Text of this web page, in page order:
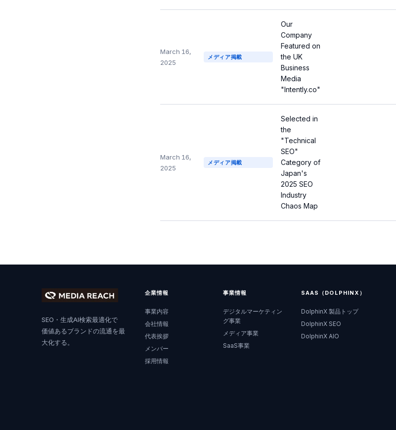
March 16,
2025
メディア掲載
Our
Company
Featured on
the UK
Business
Media
"Intently.co"
March 16,
2025
メディア掲載
Selected in
the
"Technical
SEO"
Category of
Japan's
2025 SEO
Industry
Chaos Map
SEO・生成AI検索最適化で
価値あるブランドの流通を最
大化する。
企業情報
事業内容
会社情報
代表挨拶
メンバー
採用情報
事業情報
デジタルマーケティン
グ事業
メディア事業
SaaS事業
SAAS（DOLPHINX）
DolphinX 製品トップ
DolphinX SEO
DolphinX AIO